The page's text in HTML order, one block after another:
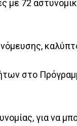
με 72
στο
για να